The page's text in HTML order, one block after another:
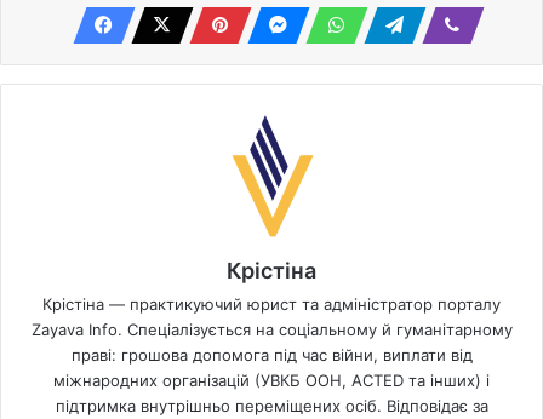
Крістіна
Крістіна — практикуючий юрист та адміністратор порталу
Zayava Info. Спеціалізується на соціальному й гуманітарному
праві: грошова допомога під час війни, виплати від
міжнародних організацій (УВКБ ООН, ACTED та інших) і
підтримка внутрішньо переміщених осіб. Відповідає за